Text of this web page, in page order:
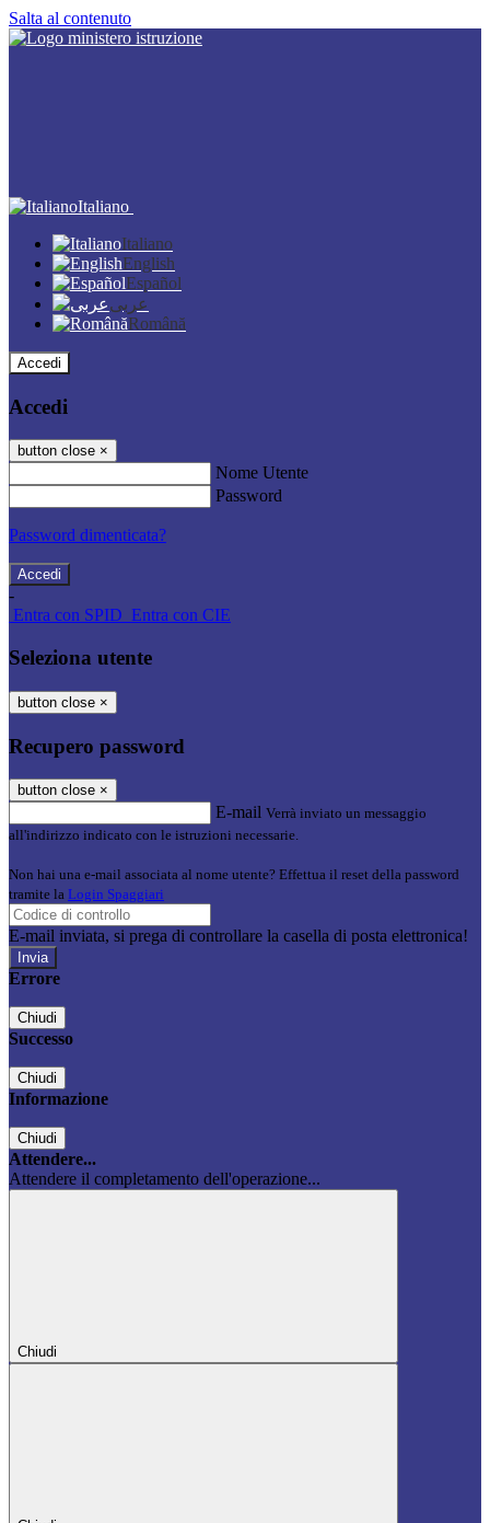
Salta al contenuto
Italiano
Italiano
English
Español
عربى
Română
Accedi
Accedi
button close ×
Nome Utente
Password
Password dimenticata?
-
Entra con SPID Entra con CIE
Seleziona utente
button close ×
Recupero password
button close ×
E-mail Verrà inviato un messaggio
all'indirizzo indicato con le istruzioni necessarie.
Non hai una e-mail associata al nome utente? Effettua il reset della password
tramite la Login Spaggiari
E-mail inviata, si prega di controllare la casella di posta elettronica!
Errore
Chiudi
Successo
Chiudi
Informazione
Chiudi
Attendere...
Attendere il completamento dell'operazione...
Chiudi